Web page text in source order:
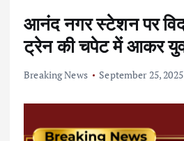
आनंद नगर स्टेशन पर
ट्रेन की चपेट में आकर
Breaking News September 25, 2025